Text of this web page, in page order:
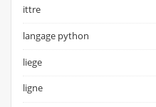
ittre
langage python
liege
ligne